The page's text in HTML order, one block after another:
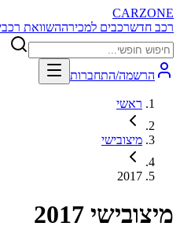
CARZONE
רכב חדשרכבים למכירההשוואת
הרשמה/התחברות
ראשי
מיצובישי
2017
מיצובישי 2017